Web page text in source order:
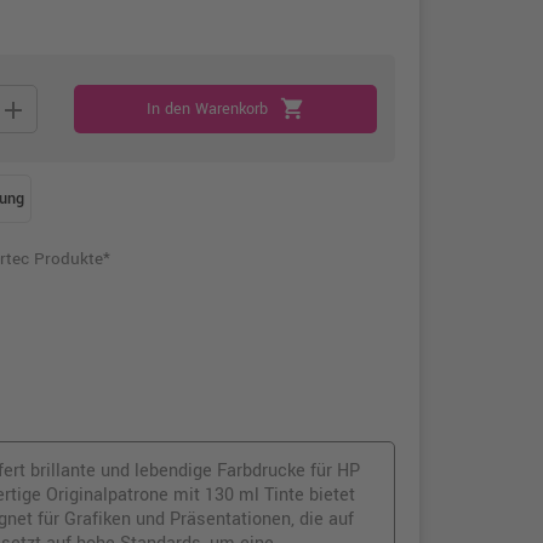
add In den Warenkorb shopping_cart
Produkte*
brillante und lebendige Farbdrucke für HP
Originalpatrone mit 130 ml Tinte bietet
für Grafiken und Präsentationen, die auf